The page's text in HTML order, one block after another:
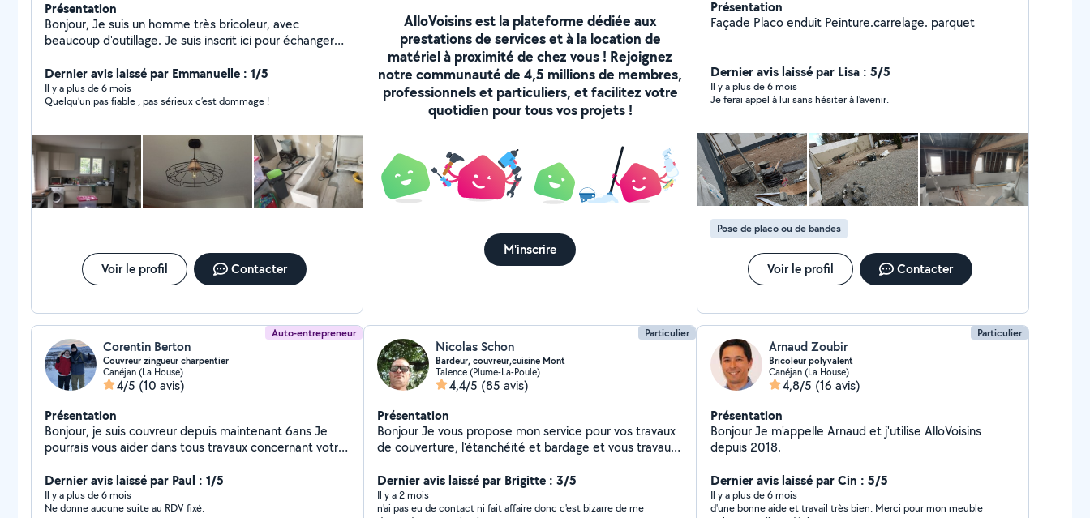
Présentation
Bonjour, Je suis un homme très bricoleur, avec
beaucoup d'outillage. Je suis inscrit ici pour échanger
conseils de construction. Je m'y connaît aussi sur
l'entretien et la réparation des véhicules.
Dernier avis laissé par Emmanuelle : 1/5
Il y a plus de 6 mois
Quelqu’un pas fiable , pas sérieux c’est dommage !
Voir le profil Contacter
AlloVoisins est la plateforme dédiée aux
prestations de services et à la location de
matériel à proximité de chez vous ! Rejoignez
notre communauté de 4,5 millions de membres,
professionnels et particuliers, et facilitez votre
quotidien pour tous vos projets !
M'inscrire
Présentation
Façade Placo enduit Peinture.carrelage. parquet
Dernier avis laissé par Lisa : 5/5
Il y a plus de 6 mois
Je ferai appel à lui sans hésiter à l’avenir.
Pose de placo ou de bandes
Voir le profil Contacter
Auto-entrepreneur
Corentin Berton
Couvreur zingueur charpentier
Canéjan (La House)
4/5 (10 avis)
Présentation
Bonjour, je suis couvreur depuis maintenant 6ans Je
pourrais vous aider dans tous travaux concernant votre
charpente, velux, terasse etc) Je peux également vous
dépanner dans diverses travaux (a voir ensemble selon
mes compétences) Ma société s'appelle CZBC si
Dernier avis laissé par Paul : 1/5
Il y a plus de 6 mois
Ne donne aucune suite au RDV fixé.
Particulier
Nicolas Schon
Bardeur, couvreur,cuisine Mont
Talence (Plume-La-Poule)
4,4/5 (85 avis)
Présentation
Bonjour Je vous propose mon service pour vos travaux
de couverture, l'étanchéité et bardage et vous travaux
de cuisine et meuble Livraison Courageux, sens du
travail,ponctuel Courtois et arrangent Devis gratuit
déplacement gratuit Conseil A bientôt
Dernier avis laissé par Brigitte : 3/5
Il y a 2 mois
n'ai pas eu de contact ni fait affaire donc c'est bizarre de me
Particulier
Arnaud Zoubir
Bricoleur polyvalent
Canéjan (La House)
4,8/5 (16 avis)
Présentation
Bonjour Je m'appelle Arnaud et j'utilise AlloVoisins
depuis 2018.
Dernier avis laissé par Cin : 5/5
Il y a plus de 6 mois
d'une bonne aide et travail très bien. Merci pour mon meuble